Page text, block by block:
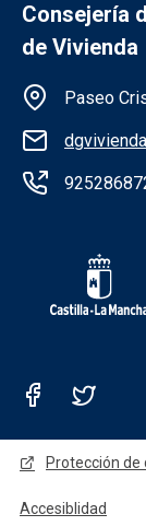
Consejería
de Vivienda
Paseo
Redes
Menú legal
Protección de
Accesiblidad